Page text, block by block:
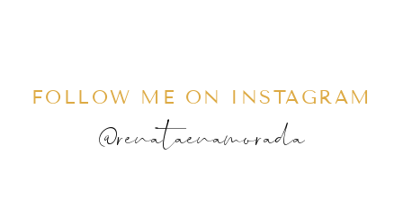
FOLLOW ME ON INSTAGRAM
@renataenamorada